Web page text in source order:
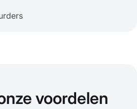
voordelen